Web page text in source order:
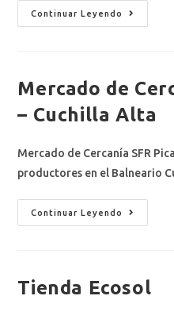
Continuar Leyendo
Mercado de
– Cuchilla Alta
Mercado de Cercanía SFR
productores en el Balneario
Continuar Leyendo
Tienda Ecosol